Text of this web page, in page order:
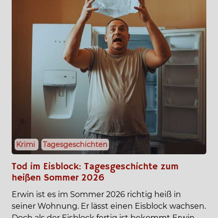
Krimi Tagesgeschichten
Tod im Eisblock: Tagesgeschichte zum
heißen Sommer 2026
Erwin ist es im Sommer 2026 richtig heiß in
seiner Wohnung. Er lässt einen Eisblock wachsen.